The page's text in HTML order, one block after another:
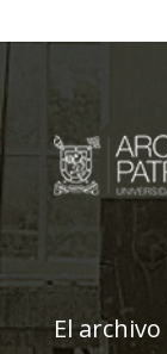
El archivo